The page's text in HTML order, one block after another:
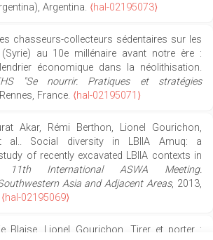
Argentina. ⟨hal-02195073⟩
chasseurs-collecteurs sédentaires sur les
(Syrie) au 10e millénaire avant notre ère :
économique dans la néolithisation.
"Se nourrir. Pratiques et stratégies
France. ⟨hal-02195071⟩
Akar, Rémi Berthon, Lionel Gourichon,
al.. Social diversity in LBIIA Amuq: a
of recently excavated LBIIA contexts in
11th International ASWA Meeting.
Asia and Adjacent Areas, 2013,
⟨hal-02195069⟩
Blaise, Lionel Gourichon. Tirer et porter :